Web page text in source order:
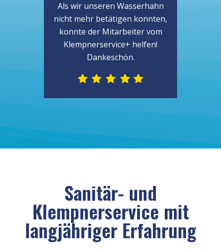
Als wir unseren Wasserhahn
nicht mehr betätigen konnten,
konnte der Mitarbeiter vom
Klempnerservice+ helfen!
Dankeschön.
Sanitär- und
Klempnerservice mit
langjähriger Erfahrung